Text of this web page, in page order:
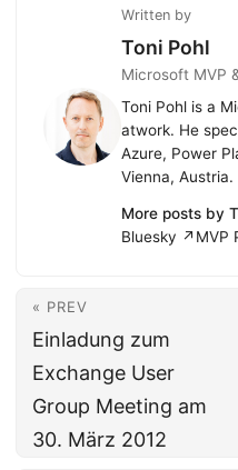
Written by
Toni Pohl
Microsoft MVP
Toni Pohl is a
atwork. He
Azure, Power
Vienna, Austria.
More posts by
Bluesky ↗ MVP
« PREV
Einladung zum
Exchange User
Group Meeting am
30. März 2012